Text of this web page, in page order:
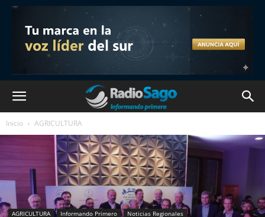
Inicio AGRICULTURA
AGRICULTURA Informando Primero Noticias Regionales